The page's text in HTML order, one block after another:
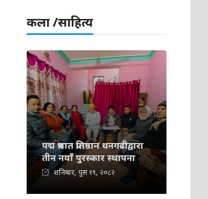
कला /साहित्य
पद्म प्रभात प्रतिष्ठान धनगढीद्वारा
तीन नयाँ पुरस्कार स्थापना
शनिबार, पुस १९, २०८२